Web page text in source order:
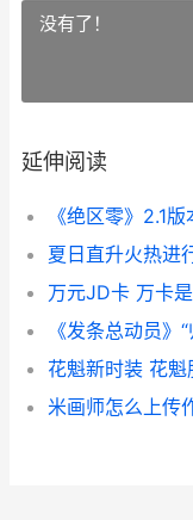
没有了！
延伸阅读
万元JD卡 万卡
花魁新时装 花魁